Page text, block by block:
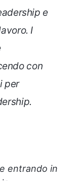
e
I
con
per
entrando in